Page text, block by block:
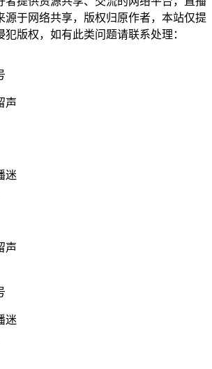
源于网络共享，版权归原作者，本站仅提
版权，如有此类问题请联系处理：
声
迷
声
迷